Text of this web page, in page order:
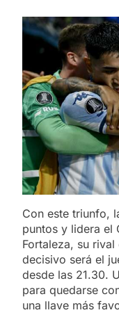
Con este triunfo,
puntos y lidera el
Fortaleza, su
decisivo será el
desde las 21.30.
para quedarse
una llave más